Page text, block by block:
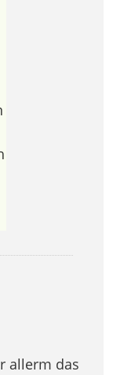
allerm das